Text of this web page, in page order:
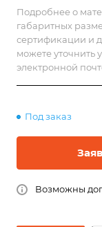
Подробнее о
габаритных
сертификации и
можете уточнить
электронной
Под заказ
Возможны